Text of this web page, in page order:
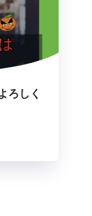
ろしく